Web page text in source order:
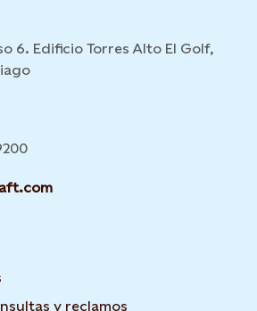
6. Edificio Torres Alto El Golf,
y reclamos